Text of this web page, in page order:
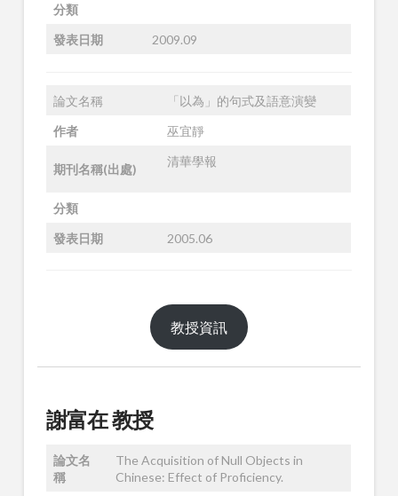
分類
發表日期
2009.09
論文名稱
「以為」的句式及語意演變
作者
巫宜靜
期刊名稱(出處)
清華學報
分類
發表日期
2005.06
教授資訊
謝富在 教授
論文名
稱
The Acquisition of Null Objects in
Chinese: Effect of Proficiency.